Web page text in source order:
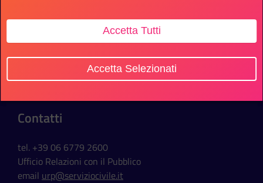
Sede Ufficio
Via della Ferratella in Laterano, 51
00184 Roma - Italia
Contatti
tel. +39 06 6779 2600
Ufficio Relazioni con il Pubblico
email urp@serviziocivile.it
Accetta Tutti
Accetta Selezionati